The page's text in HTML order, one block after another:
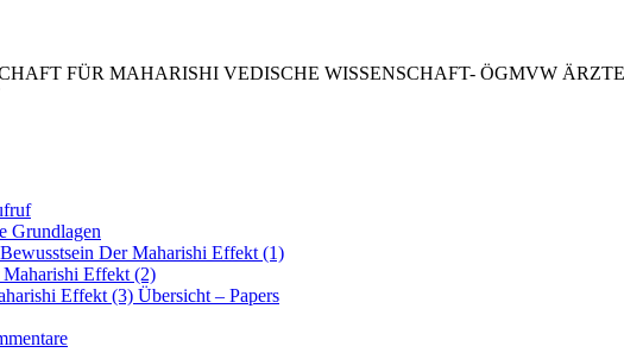
FÜR MAHARISHI VEDISCHE WISSENSCHAFT- ÖGMVW
Grundlagen
Der Maharishi Effekt (1)
Effekt (2)
Effekt (3) Übersicht – Papers